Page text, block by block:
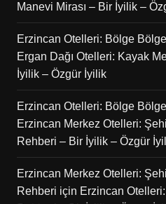
Manevi Mirası – Bir İyilik –
Erzincan Otelleri: Bölge
Ergan Dağı Otelleri: Kayak
İyilik – Özgür İyilik
Erzincan Otelleri: Bölge
Erzincan Merkez Otelleri:
Rehberi – Bir İyilik – Özgür
Erzincan Merkez Otelleri:
Rehberi için Erzincan